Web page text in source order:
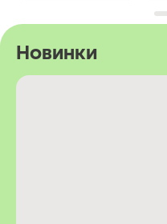
Новинки